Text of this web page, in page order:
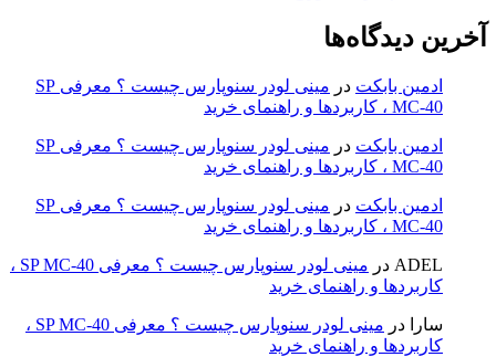
آخرین دیدگاه‌ها
ادمین بابکت در
مینی لودر سنوپارس چیست ؟ معرفی SP
MC-40 ، کاربردها و راهنمای خرید
ادمین بابکت در
مینی لودر سنوپارس چیست ؟ معرفی SP
MC-40 ، کاربردها و راهنمای خرید
ادمین بابکت در
مینی لودر سنوپارس چیست ؟ معرفی SP
MC-40 ، کاربردها و راهنمای خرید
ADEL در
مینی لودر سنوپارس چیست ؟ معرفی SP MC-40 ،
کاربردها و راهنمای خرید
سارا در
مینی لودر سنوپارس چیست ؟ معرفی SP MC-40 ،
کاربردها و راهنمای خرید